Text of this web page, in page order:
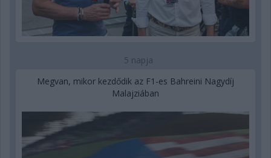
5 napja
Megvan, mikor kezdődik az F1-es Bahreini Nagydíj
Malajziában